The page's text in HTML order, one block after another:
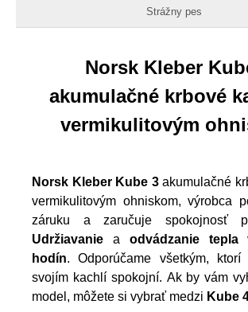
Strážny pes
Norsk Kleber
akumulačné krbové
vermikulitovým
Norsk Kleber Kube 3akumulačné
vermikulitovým ohniskom, výrobca
záruku a zaručuje spokojnosť
Udržiavanie a odvádzanie tepla
hodín. Odporúčame všetkým,
svojím kachlí spokojní. Ak by vám
model, môžete si vybrať medzi Kube